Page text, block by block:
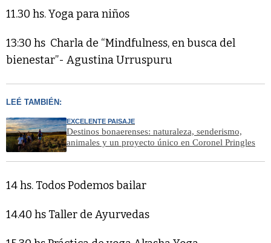
11.30 hs. Yoga para niños
13:30 hs Charla de “Mindfulness, en busca del
bienestar”- Agustina Urruspuru
LEÉ TAMBIÉN:
EXCELENTE PAISAJE
Destinos bonaerenses: naturaleza, senderismo,
animales y un proyecto único en Coronel Pringles
14 hs. Todos Podemos bailar
14.40 hs Taller de Ayurvedas